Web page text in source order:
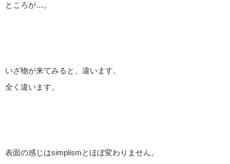
ところが…。
いざ物が来てみると、違います。
全く違います。
表面の感じはsimplismとほぼ変わりません。